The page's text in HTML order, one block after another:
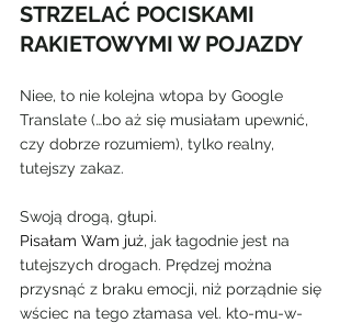
STRZELAĆ POCISKAMI
RAKIETOWYMI W POJAZDY
Niee, to nie kolejna wtopa by Google
Translate (…bo aż się musiałam upewnić,
czy dobrze rozumiem), tylko realny,
tutejszy zakaz.
Swoją drogą, głupi.
Pisałam Wam już, jak łagodnie jest na
tutejszych drogach. Prędzej można
przysnąć z braku emocji, niż porządnie się
wściec na tego złamasa vel. kto-mu-w-